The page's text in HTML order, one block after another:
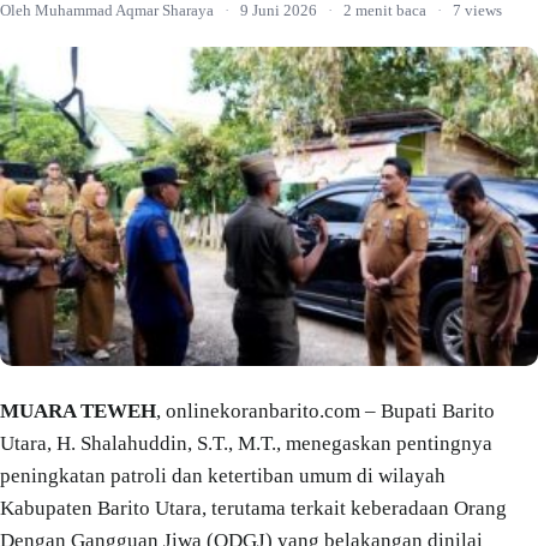
Oleh Muhammad Aqmar Sharaya · 9 Juni 2026 · 2 menit baca · 7 views
MUARA TEWEH, onlinekoranbarito.com – Bupati Barito
Utara, H. Shalahuddin, S.T., M.T., menegaskan pentingnya
peningkatan patroli dan ketertiban umum di wilayah
Kabupaten Barito Utara, terutama terkait keberadaan Orang
Dengan Gangguan Jiwa (ODGJ) yang belakangan dinilai